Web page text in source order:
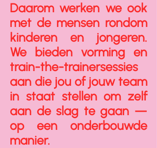
Daarom werken we ook
met de mensen rondom
kinderen en jongeren.
We bieden vorming en
train-the-trainersessies
aan die jou of jouw team
in staat stellen om zelf
aan de slag te gaan —
op een onderbouwde
manier.